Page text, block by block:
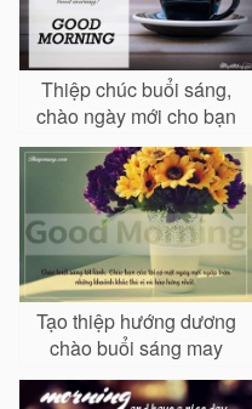
Thiệp chúc buổi sáng,
chào ngày mới cho bạn
bè, đồng nghiệp, sếp
Tạo thiệp hướng dương
chào buổi sáng may
mắn ý nghĩa